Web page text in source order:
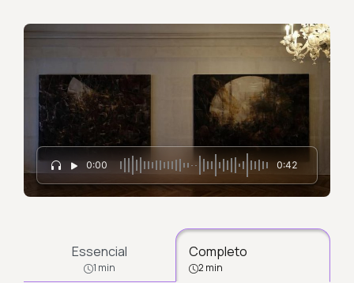
0:00 0:42
Essencial
1 min
Completo
2 min